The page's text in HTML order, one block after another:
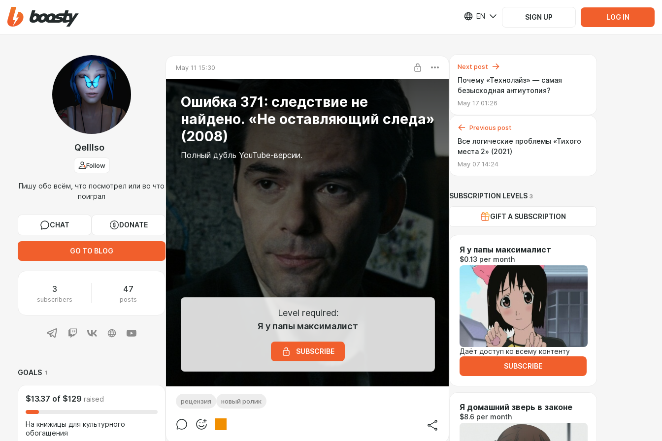
EN SIGN UP LOG IN
Qelllso
Follow
Пишу обо всём, что посмотрел или во что
поиграл
CHAT DONATE
GO TO BLOG
3
subscribers
47
posts
GOALS 1
$13.37 of $129 raised
На книжицы для культурного
обогащения
May 11 15:30
Ошибка 371: следствие не
найдено. «Не оставляющий следа»
(2008)
Полный дубль YouTube-версии.
Level required:
Я у папы максималист
SUBSCRIBE
рецензия новый ролик
Next post
Почему «Технолайз» — самая
безысходная антиутопия?
May 17 01:26
Previous post
Все логические проблемы «Тихого
места 2» (2021)
May 07 14:24
SUBSCRIPTION LEVELS 3
GIFT A SUBSCRIPTION
Я у папы максималист
$0.13 per month
Даёт доступ ко всему контенту
SUBSCRIBE
Я домашний зверь в законе
$8.6 per month